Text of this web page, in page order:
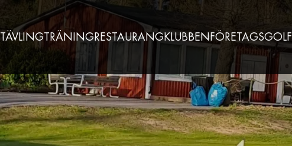
TÄVLINGTRÄNINGRESTAURANGKLUBBENFÖRETAGSGOLF